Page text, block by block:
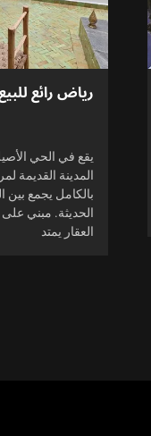
رياض رائع
يقع في الحي
المدينة القديمة
بالكامل يجمع بين
العقار يمتد